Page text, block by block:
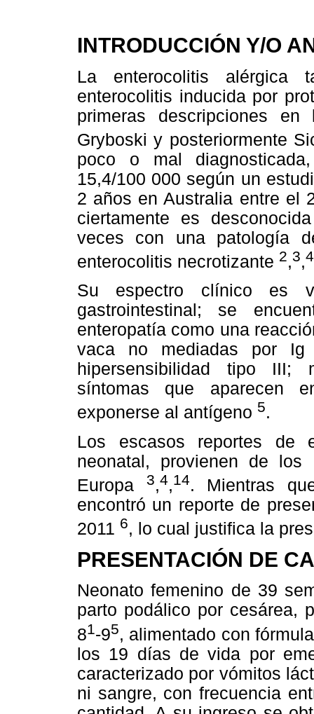
INTRODUCCIÓN Y/O
La enterocolitis alérgica
enterocolitis inducida por
primeras descripciones
Gryboski y posteriormente
poco o mal
15,4/100 000 según un
2 años en Australia entre el
ciertamente es
veces con una patología
enterocolitis necrotizante 2,3,4
Su espectro clínico es
gastrointestinal; se
enteropatía como una
vaca no mediadas por
hipersensibilidad tipo III;
síntomas que aparecen
exponerse al antígeno 5.
Los escasos reportes de
neonatal, provienen de los
Europa
3,4,14. Mientras
encontró un reporte de
2011 6, lo cual justifica la
PRESENTACIÓN DE
Neonato femenino de 39
parto podálico por cesárea,
81 -95, alimentado con
los 19 días de vida por
caracterizado por vómitos
ni sangre, con frecuencia